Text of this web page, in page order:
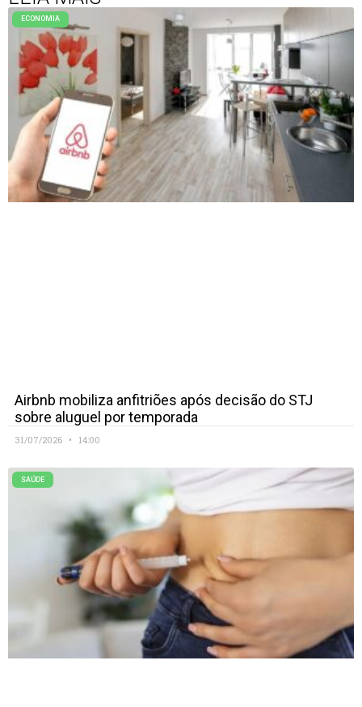
ECONOMIA
Airbnb mobiliza anfitriões após decisão do STJ
sobre aluguel por temporada
31/07/2026 14:00
SAÚDE